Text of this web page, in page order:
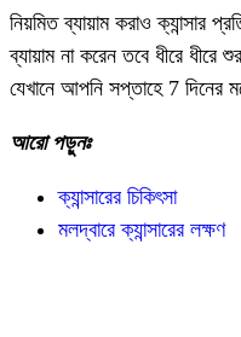
নিয়মিত ব্যায়াম করাও ক্যান্সার
ব্যায়াম না করেন তবে ধীরে
যেখানে আপনি সপ্তাহে 7 দিনের
আরো পড়ুনঃ
ক্যান্সারের চিকিৎসা
মলদ্বারে ক্যান্সারের লক্ষণ